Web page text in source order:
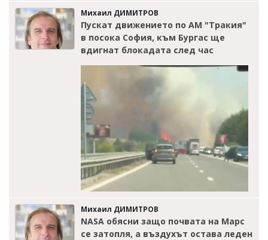
Михаил ДИМИТРОВ
Пускат движението по АМ "Тракия"
в посока София, към Бургас ще
вдигнат блокадата след час
Михаил ДИМИТРОВ
NASA обясни защо почвата на Марс
се затопля, а въздухът остава леден